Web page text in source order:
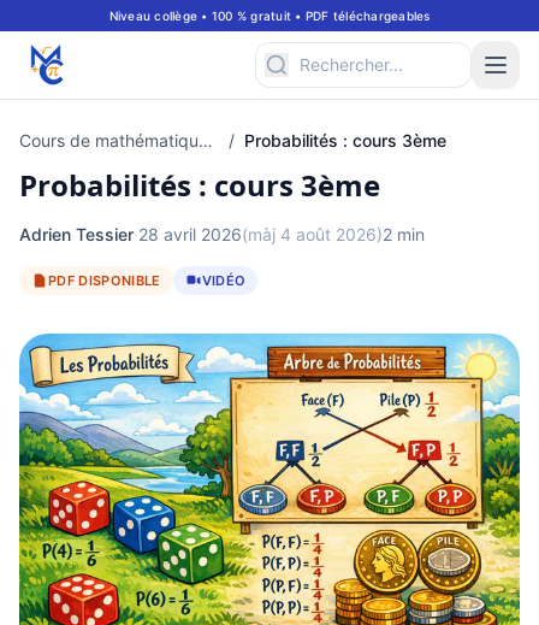
Niveau collège • 100 % gratuit • PDF téléchargeables
Cours de mathématiques à consulter en ligne pour classe de 3ème / Probabilités : cours 3ème
Probabilités : cours 3ème
Adrien Tessier·28 avril 2026(màj 4 août 2026)2 min
PDF DISPONIBLE VIDÉO